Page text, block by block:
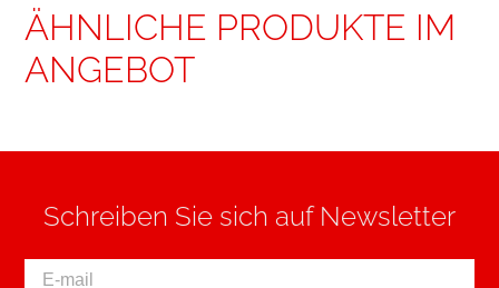
ÄHNLICHE PRODUKTE IM
ANGEBOT
Schreiben Sie sich auf Newsletter